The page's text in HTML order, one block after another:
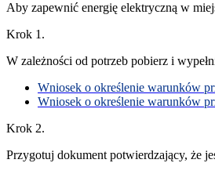
Aby zapewnić energię elektryczną w
Krok 1.
W zależności od potrzeb pobierz i
Wniosek o określenie warunków
Wniosek o określenie warunków
Krok 2.
Przygotuj dokument potwierdzający, że